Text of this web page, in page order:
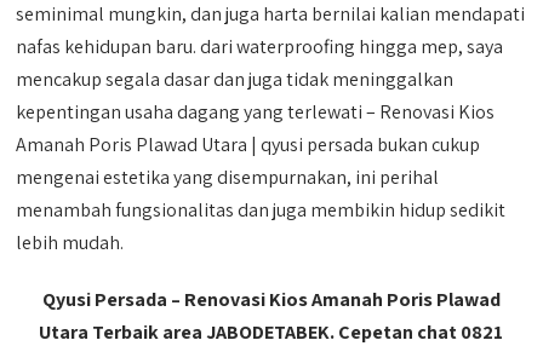
seminimal mungkin, dan juga harta bernilai kalian mendapati
nafas kehidupan baru. dari waterproofing hingga mep, saya
mencakup segala dasar dan juga tidak meninggalkan
kepentingan usaha dagang yang terlewati – Renovasi Kios
Amanah Poris Plawad Utara | qyusi persada bukan cukup
mengenai estetika yang disempurnakan, ini perihal
menambah fungsionalitas dan juga membikin hidup sedikit
lebih mudah.
Qyusi Persada – Renovasi Kios Amanah Poris Plawad
Utara Terbaik area JABODETABEK. Cepetan chat 0821